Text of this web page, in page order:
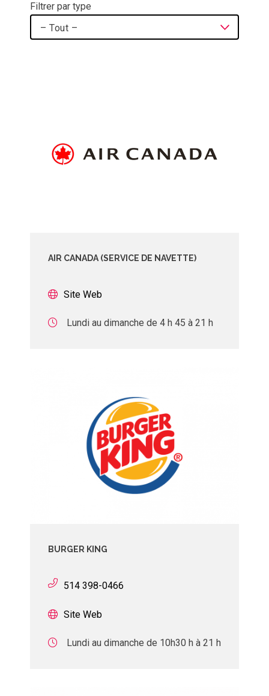
Filtrer par type
AIR CANADA (SERVICE DE NAVETTE)
Site Web
Lundi au dimanche de 4 h 45 à 21 h
BURGER KING
514 398-0466
Site Web
Lundi au dimanche de 10h30 h à 21 h